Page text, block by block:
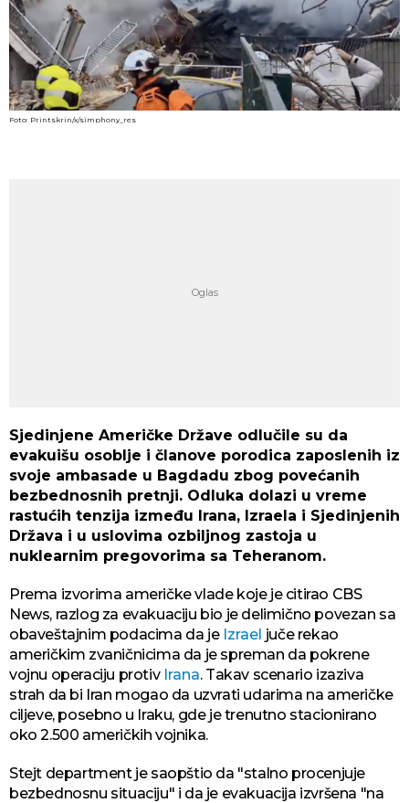
Foto: Printskrin/x/simphony_res
Sjedinjene Američke Države odlučile su da
evakuišu osoblje i članove porodica zaposlenih iz
svoje ambasade u Bagdadu zbog povećanih
bezbednosnih pretnji. Odluka dolazi u vreme
rastućih tenzija između Irana, Izraela i Sjedinjenih
Država i u uslovima ozbiljnog zastoja u
nuklearnim pregovorima sa Teheranom.
Prema izvorima američke vlade koje je citirao CBS
News, razlog za evakuaciju bio je delimično povezan sa
obaveštajnim podacima da je Izrael juče rekao
američkim zvaničnicima da je spreman da pokrene
vojnu operaciju protiv Irana. Takav scenario izaziva
strah da bi Iran mogao da uzvrati udarima na američke
ciljeve, posebno u Iraku, gde je trenutno stacionirano
oko 2.500 američkih vojnika.
Stejt department je saopštio da "stalno procenjuje
bezbednosnu situaciju" i da je evakuacija izvršena "na